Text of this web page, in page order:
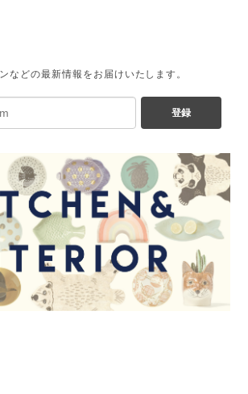
などの最新情報をお届けいたします。
登録